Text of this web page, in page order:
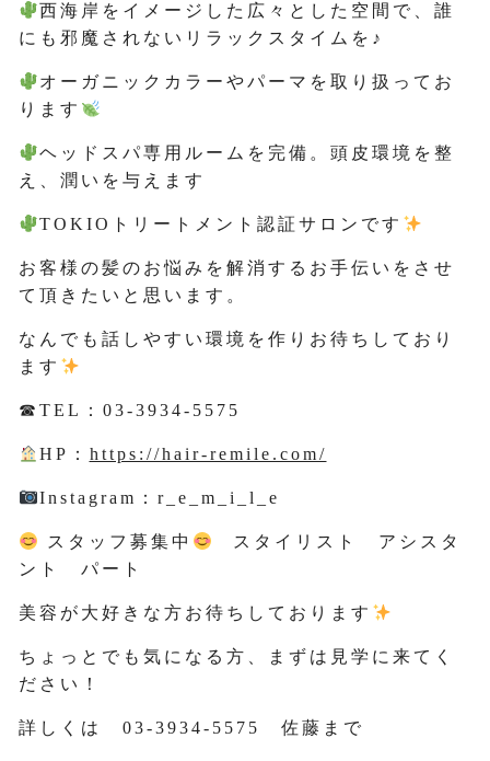
西海岸をイメージした広々とした空間で、誰
にも邪魔されないリラックスタイムを♪
オーガニックカラーやパーマを取り扱ってお
ります
ヘッドスパ専用ルームを完備。頭皮環境を整
え、潤いを与えます
TOKIOトリートメント認証サロンです
お客様の髪のお悩みを解消するお手伝いをさせ
て頂きたいと思います。
なんでも話しやすい環境を作りお待ちしており
ます
☎TEL：03-3934-5575
HP： https://hair-remile.com/
Instagram：r_e_m_i_l_e
スタッフ募集中
スタイリスト アシスタ
ント パート
美容が大好きな方お待ちしております
ちょっとでも気になる方、まずは見学に来てく
ださい！
詳しくは 03-3934-5575 佐藤まで